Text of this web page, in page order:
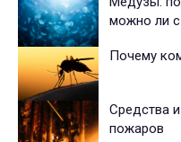
можно ли с
Почему
Средства
пожаров